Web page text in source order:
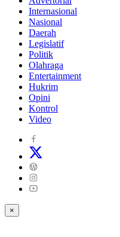
Internasional
Nasional
Daerah
Legislatif
Politik
Olahraga
Entertainment
Hukrim
Opini
Kontrol
Video
×